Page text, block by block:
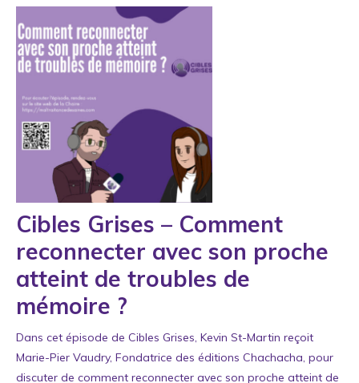
Cibles Grises – Comment
reconnecter avec son proche
atteint de troubles de
mémoire ?
Dans cet épisode de Cibles Grises, Kevin St-Martin reçoit
Marie-Pier Vaudry, Fondatrice des éditions Chachacha, pour
discuter de comment reconnecter avec son proche atteint de